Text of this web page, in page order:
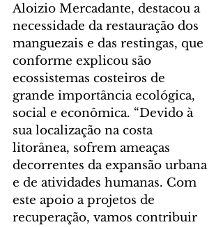
Aloizio Mercadante, destacou a
necessidade da restauração dos
manguezais e das restingas, que
conforme explicou são
ecossistemas costeiros de
grande importância ecológica,
social e econômica. “Devido à
sua localização na costa
litorânea, sofrem ameaças
decorrentes da expansão urbana
e de atividades humanas. Com
este apoio a projetos de
recuperação, vamos contribuir